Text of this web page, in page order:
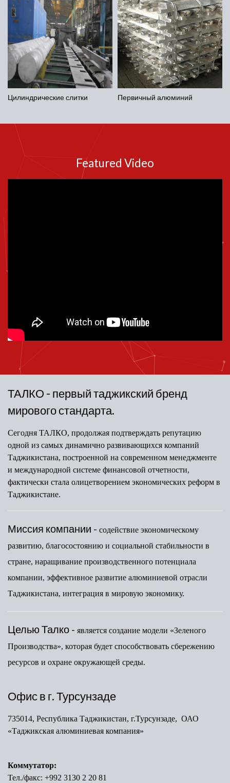
Цилиндрические слитки Первичный алюминий
Featured Video
ТАЛКО - первый таджикский бренд
мирового стандарта.
Сегодня ТАЛКО, продолжая подтверждать репутацию
одной из самых динамично развивающихся компаний
Таджикистана, построенной на современном менеджменте
и международной системе финансовой отчетности,
фактически стала олицетворением экономических реформ в
Таджикистане.
Миссия компании - содействие экономическому
развитию, благосостоянию и социальной стабильности в
стране, наращивание производственного потенциала
компании, эффективное развитие алюминиевой отрасли
Таджикистана, интеграция в мировую экономику.
Целью Талко - является создание модели «Зеленого
Производства», которая будет способствовать сбережению
ресурсов и охране окружающей среды.
Офис в г. Турсунзаде
735014, Республика Таджикистан, г.Турсунзаде, ОАО
«Таджикская алюминиевая компания»
Коммутатор:
Тел./факс: +992 3130 2 20 81